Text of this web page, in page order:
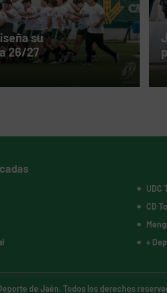
su
26/27
UDC
CD
+
de Jaén. Todos los derechos